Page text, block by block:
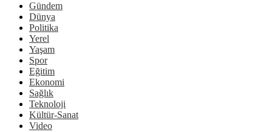
Gündem
Dünya
Politika
Yerel
Yaşam
Spor
Eğitim
Ekonomi
Sağlık
Teknoloji
Kültür-Sanat
Video